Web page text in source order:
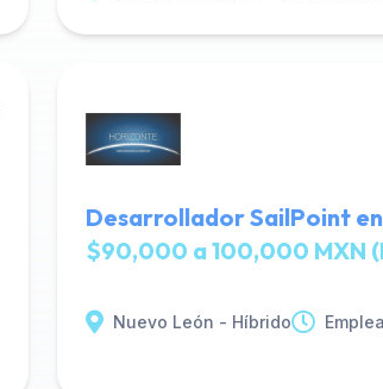
Desarrollador SailPoint
$90,000 a 100,000 MXN
Nuevo León - Híbrido